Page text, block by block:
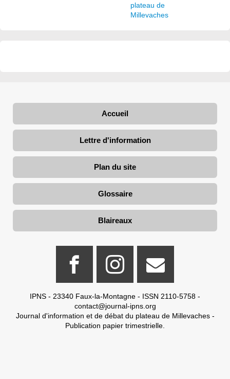
plateau de
Millevaches
Accueil
Lettre d'information
Plan du site
Glossaire
Blaireaux
IPNS - 23340 Faux-la-Montagne - ISSN 2110-5758 -
contact@journal-ipns.org
Journal d'information et de débat du plateau de Millevaches -
Publication papier trimestrielle.